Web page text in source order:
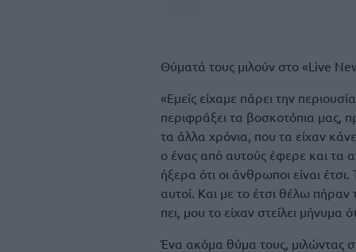
Θύματά τους μιλούν στο «Live
«Εμείς είχαμε πάρει την
περιφράξει τα βοσκοτόπια μας,
τα άλλα χρόνια, που τα είχαν
ο ένας από αυτούς έφερε και τα
ήξερα ότι οι άνθρωποι είναι
αυτοί. Και με το έτσι θέλω
πει, μου το είχαν στείλει
Ένα ακόμα θύμα τους, μιλώντας